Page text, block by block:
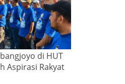
di HUT
Aspirasi Rakyat